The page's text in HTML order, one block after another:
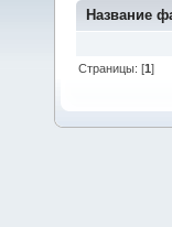
Название
Страницы: [1]